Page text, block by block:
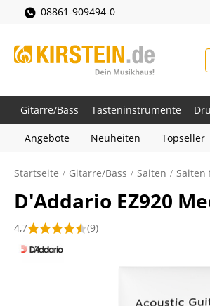
08861-909494-0
Gitarre/Bass Tasteninstrumente
Angebote Neuheiten Topseller
Startseite Gitarre/Bass Saiten Saiten
D'Addario EZ920
4,7 (9)